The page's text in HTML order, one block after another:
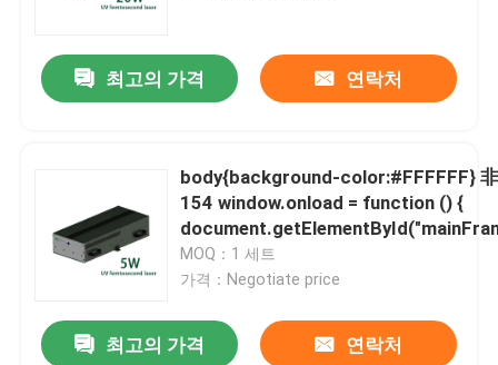
최고의 가격 연락처
body{background-color:#FFFFFF} 非法阻断
154 window.onload = function () {
MOQ：1 세트
가격：Negotiate price
최고의 가격 연락처